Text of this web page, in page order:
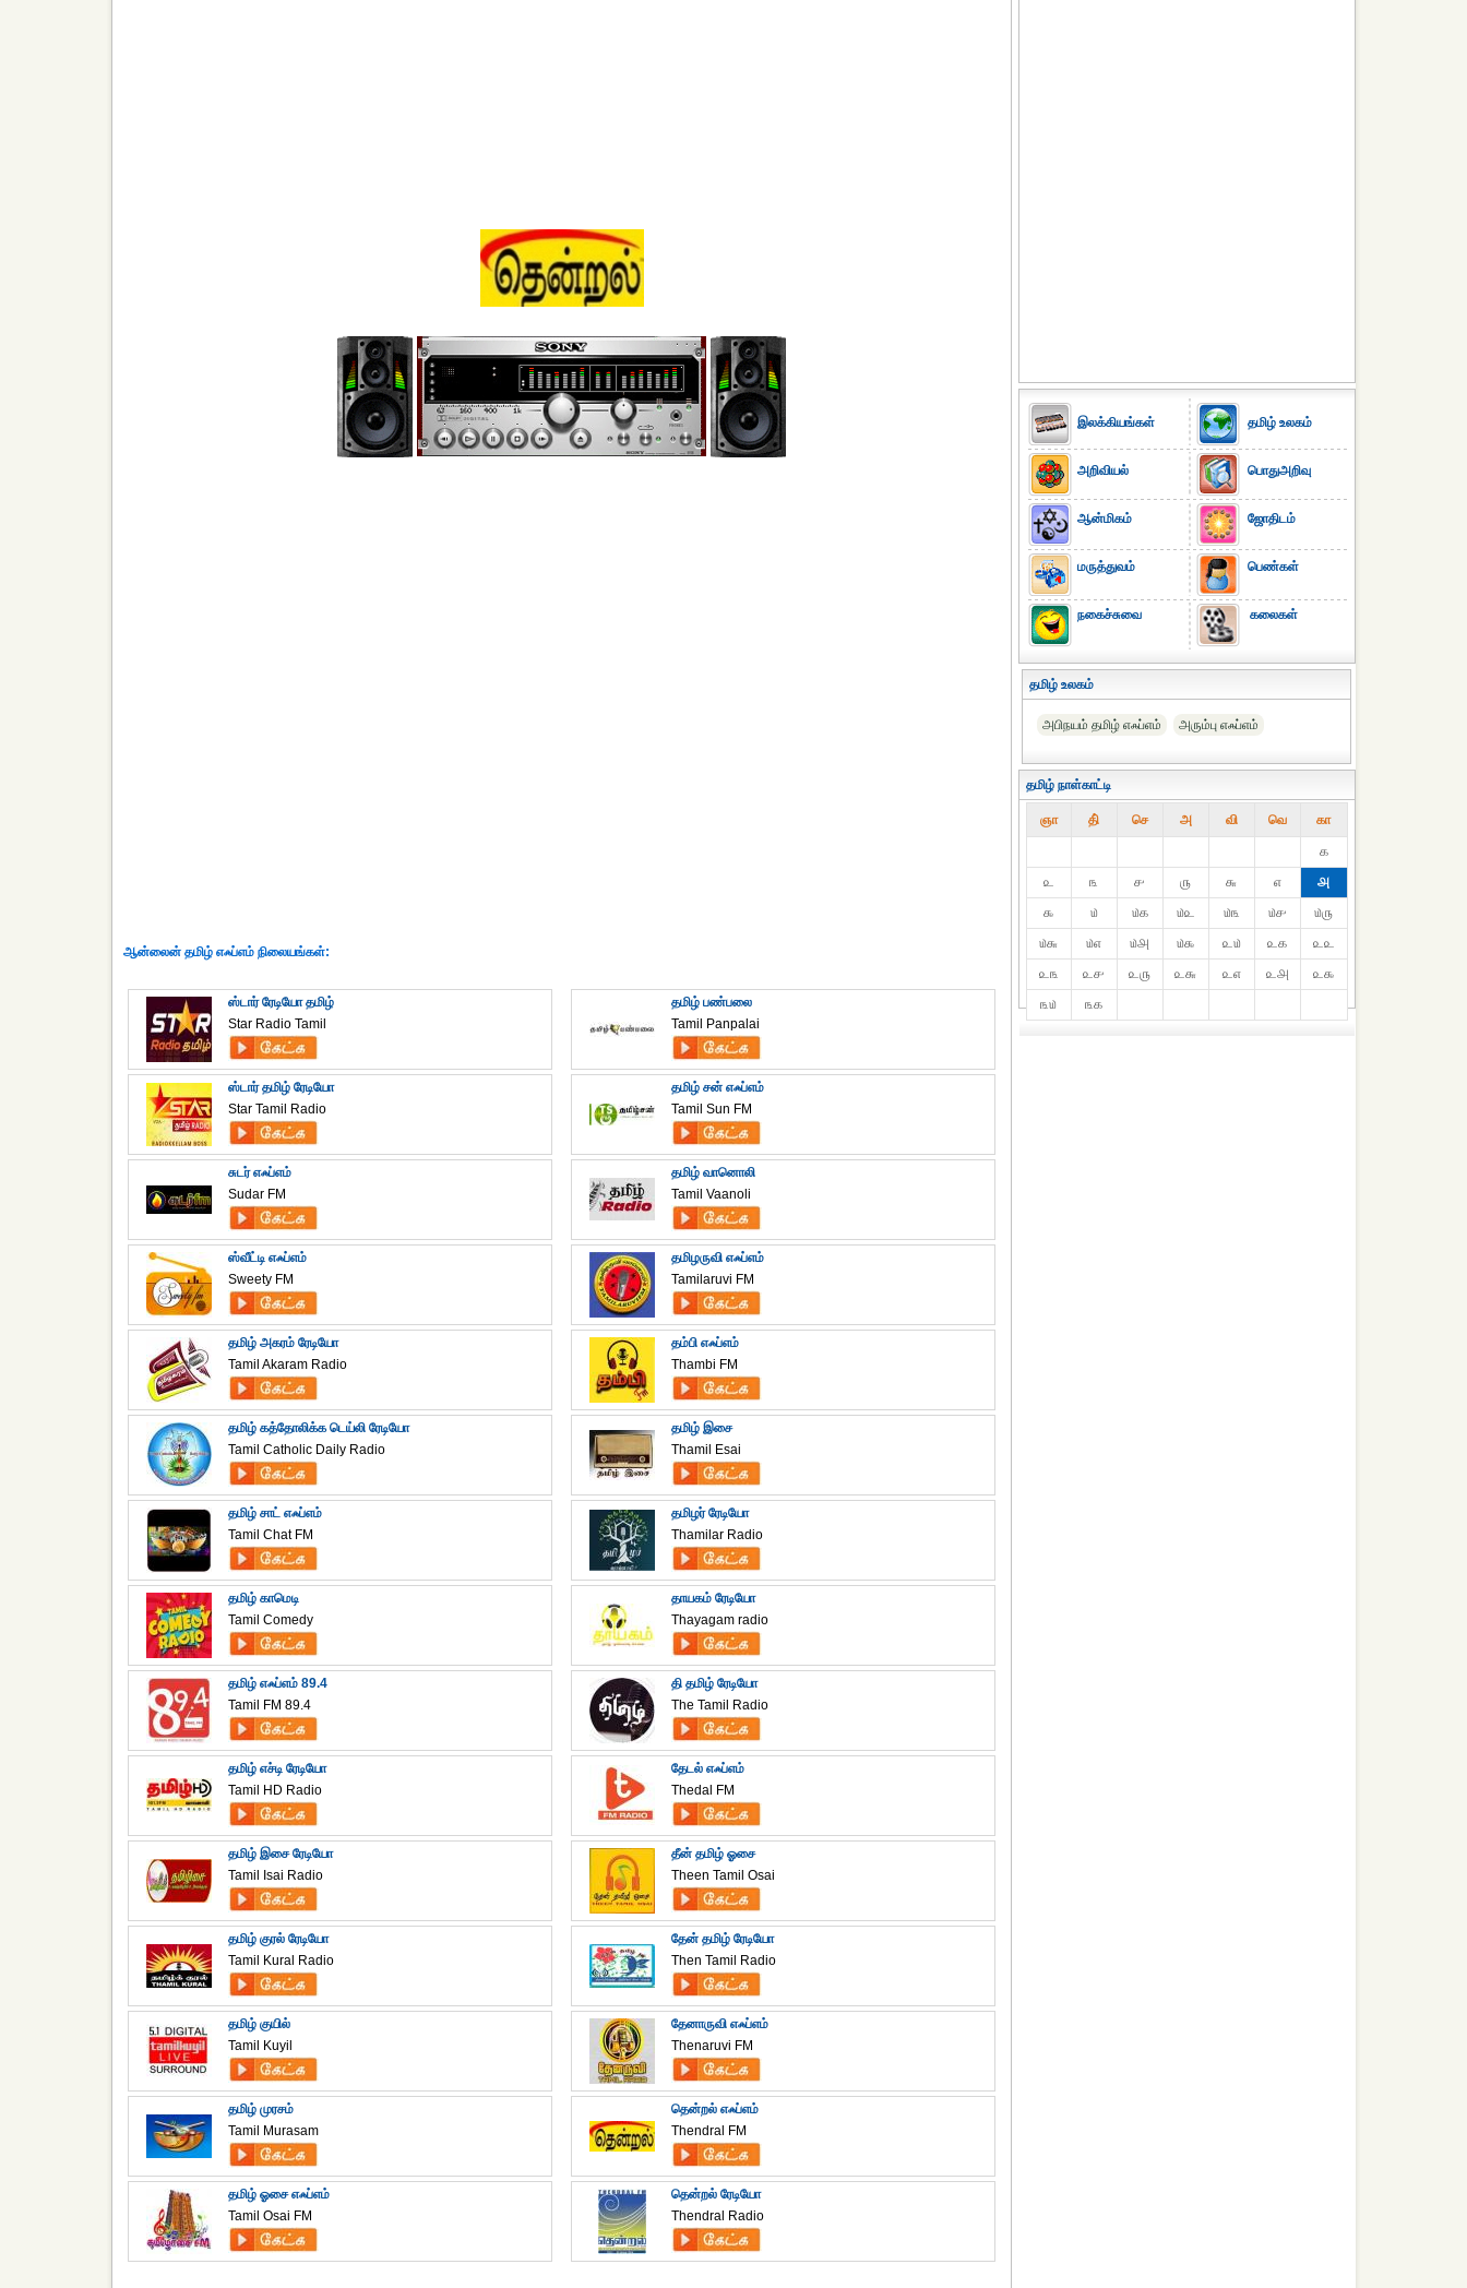
ஆன்லைன் தமிழ் எஃப்எம் நிலையங்கள்:
ஸ்டார் ரேடியோ தமிழ்
Star Radio Tamil
ஸ்டார் தமிழ் ரேடியோ
Star Tamil Radio
சுடர் எஃப்எம்
Sudar FM
ஸ்வீட்டி எஃப்எம்
Sweety FM
தமிழ் அகரம் ரேடியோ
Tamil Akaram Radio
தமிழ் கத்தோலிக்க டெய்லி ரேடியோ
Tamil Catholic Daily Radio
தமிழ் சாட் எஃப்எம்
Tamil Chat FM
தமிழ் காமெடி
Tamil Comedy
தமிழ் எஃப்எம் 89.4
Tamil FM 89.4
தமிழ் எச்டி ரேடியோ
Tamil HD Radio
தமிழ் இசை ரேடியோ
Tamil Isai Radio
தமிழ் குரல் ரேடியோ
Tamil Kural Radio
தமிழ் குயில்
Tamil Kuyil
தமிழ் முரசம்
Tamil Murasam
தமிழ் ஓசை எஃப்எம்
Tamil Osai FM
தமிழ் பண்பலை
Tamil Panpalai
தமிழ் சன் எஃப்எம்
Tamil Sun FM
தமிழ் வானொலி
Tamil Vaanoli
தமிழருவி எஃப்எம்
Tamilaruvi FM
தம்பி எஃப்எம்
Thambi FM
தமிழ் இசை
Thamil Esai
தமிழர் ரேடியோ
Thamilar Radio
தாயகம் ரேடியோ
Thayagam radio
தி தமிழ் ரேடியோ
The Tamil Radio
தேடல் எஃப்எம்
Thedal FM
தீன் தமிழ் ஓசை
Theen Tamil Osai
தேன் தமிழ் ரேடியோ
Then Tamil Radio
தேனாருவி எஃப்எம்
Thenaruvi FM
தென்றல் எஃப்எம்
Thendral FM
தென்றல் ரேடியோ
Thendral Radio
இலக்கியங்கள்
அறிவியல்
ஆன்மிகம்
மருத்துவம்
நகைச்சுவை
தமிழ் உலகம்
பொதுஅறிவு
ஜோதிடம்
பெண்கள்
கலைகள்
தமிழ் உலகம்
அபிநயம் தமிழ் எஃப்எம் அரும்பு எஃப்எம்
தமிழ் நாள்காட்டி
ஞா தி் செ அ வி வெ கா
௧
௨
௩ ௪ ௫ ௬ ௭
௮
௯
௰ ௰௧ ௰௨ ௰௩ ௰௪
௰௫
௰௬
௰௭ ௰௮ ௰௯ ௨௰ ௨௧
௨௨
௨௩
௨௪ ௨௫ ௨௬ ௨௭ ௨௮
௨௯
௩௰
௩௧